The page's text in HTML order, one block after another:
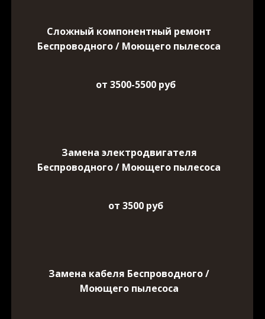
Сложный компонентный ремонт
Беспроводного / Моющего пылесоса
от 3500-5500 руб
Замена электродвигателя
Беспроводного / Моющего пылесоса
от 3500 руб
Замена кабеля Беспроводного /
Моющего пылесоса